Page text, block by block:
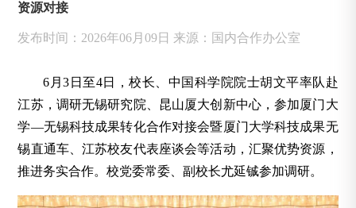
资源对接
发布时间：2026年06月09日 来源：国内合作办公室
6月3日至4日，校长、中国科学院院士胡文平率队赴
江苏，调研无锡研究院、昆山厦大创新中心，参加厦门大
学—无锡科技成果转化合作对接会暨厦门大学科技成果无
锡直通车、江苏校友代表座谈会等活动，汇聚优势资源，
推进务实合作。校党委常委、副校长尤延铖参加调研。